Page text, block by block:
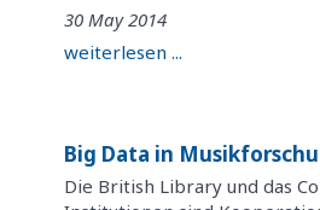
30 May 2014
weiterlesen ...
Big Data in
Die British Library und das